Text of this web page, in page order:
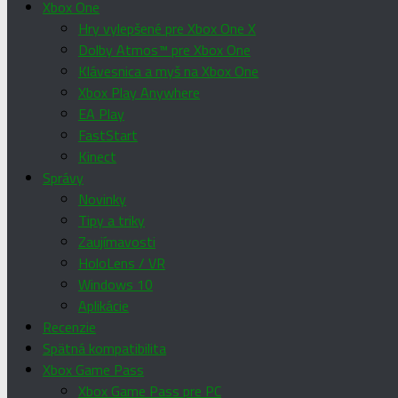
Xbox One
Hry vylepšené pre Xbox One X
Dolby Atmos™ pre Xbox One
Klávesnica a myš na Xbox One
Xbox Play Anywhere
EA Play
FastStart
Kinect
Správy
Novinky
Tipy a triky
Zaujímavosti
HoloLens / VR
Windows 10
Aplikácie
Recenzie
Spätná kompatibilita
Xbox Game Pass
Xbox Game Pass pre PC